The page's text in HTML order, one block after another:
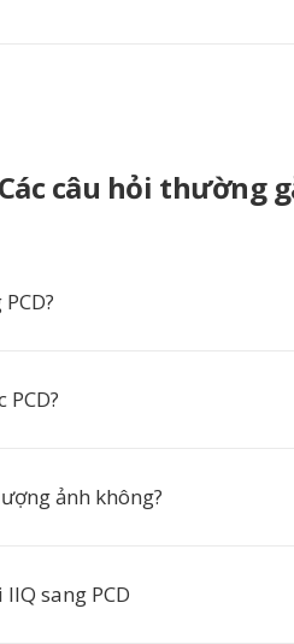
Các câu hỏi thường
ảnh không?
sang PCD